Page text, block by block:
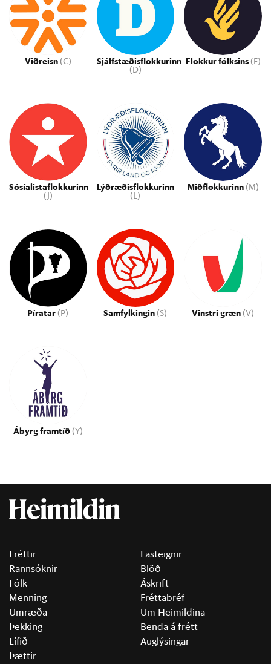
Viðreisn (C) Sjálfstæðisflokkurinn
(D)
Flokkur fólksins (F)
Sósíalistaflokkurinn
(J)
Lýðræðisflokkurinn
(L)
Miðflokkurinn (M)
Píratar (P) Samfylkingin (S) Vinstri græn (V)
Ábyrg framtíð (Y)
Fréttir
Rannsóknir
Fólk
Menning
Umræða
Þekking
Lífið
Þættir
Fasteignir
Blöð
Áskrift
Fréttabréf
Um Heimildina
Benda á frétt
Auglýsingar